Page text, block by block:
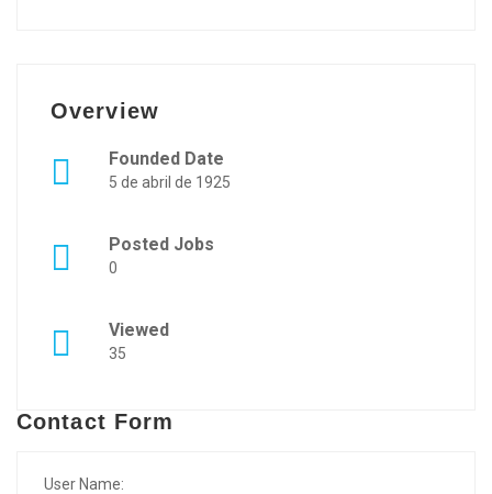
Overview
Founded Date
5 de abril de 1925
Posted Jobs
0
Viewed
35
Contact Form
User Name: